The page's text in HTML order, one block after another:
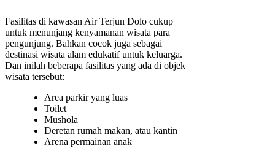
Fasilitas di kawasan Air Terjun Dolo cukup
untuk menunjang kenyamanan wisata para
pengunjung. Bahkan cocok juga sebagai
destinasi wisata alam edukatif untuk keluarga.
Dan inilah beberapa fasilitas yang ada di objek
wisata tersebut:
Area parkir yang luas
Toilet
Mushola
Deretan rumah makan, atau kantin
Arena permainan anak